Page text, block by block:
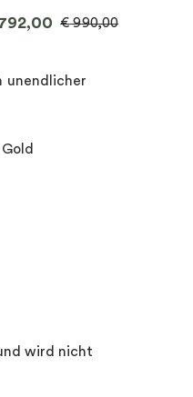
€990,00
unendlicher
wird nicht